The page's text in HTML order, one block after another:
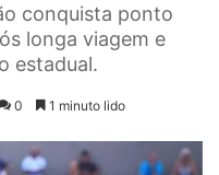
conquista ponto
longa viagem e
estadual.
0 1 minuto lido